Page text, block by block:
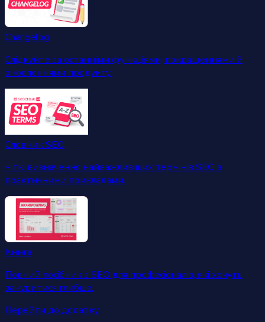
Changelog
Слідкуйте за останніми функціями, покращеннями й
оновленнями продукту.
Словник SEO
Чіткі визначення найважливіших термінів SEO з
практичними прикладами.
Книга
Повний посібник з SEO для професіоналів, які хочуть
зануритися глибше.
Перейти до додатку